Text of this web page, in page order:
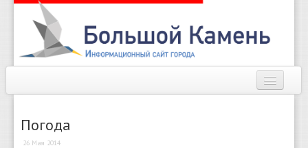
Афиша
Погода
26 Мая 2014